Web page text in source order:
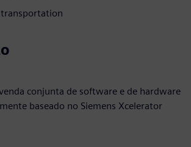
transportation
conjunta de software e de hardware
baseado no Siemens Xcelerator